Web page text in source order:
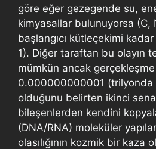
göre eğer gezegende su,
kimyasallar bulunuyorsa (C,
başlangıcı kütleçekimi
1). Diğer taraftan bu olayın
mümkün ancak gerçekleşme
0.000000000001 (trilyonda
olduğunu belirten ikinci
bileşenlerden kendini
(DNA/RNA) moleküler
olasılığının kozmik bir kaza